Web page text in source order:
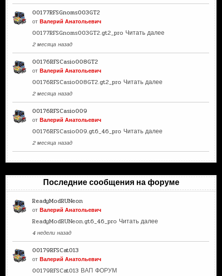
00177RFSGnoms003GT2
отВалерий Анатольевич
00177RFSGnoms003GT2.gt2_pro Читать далее
2 месяца назад
00176RFSCasio008GT2
отВалерий Анатольевич
00176RFSCasio008GT2.gt2_pro Читать далее
2 месяца назад
00176RFSCasio009
отВалерий Анатольевич
00176RFSCasio009.gt6_46_pro Читать далее
2 месяца назад
Последние сообщения на форуме
ReadyModRUNeon
отВалерий Анатольевич
ReadyModRUNeon.gt6_46_pro Читать далее
4 недели назад
00179RFSCat013
отВалерий Анатольевич
00179RFSCat013 ВАП ФОРУМ